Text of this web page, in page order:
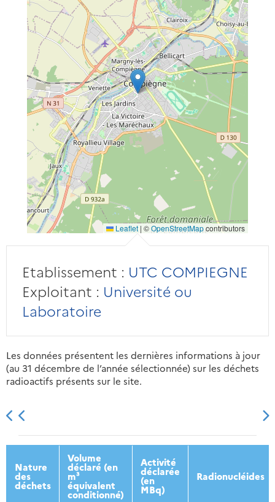
Leaflet | ©OpenStreetMapcontributors
Etablissement : UTC COMPIEGNE
Exploitant : Université ou
Laboratoire
Les données présentent les dernières informations à jour
(au 31 décembre de l’année sélectionnée) sur les déchets
radioactifs présents sur le site.
2013 2014 2015 2016
Nature
des
déchets
Volume
déclaré (en
m³
équivalent
conditionné)
Activité
déclarée
(en
MBq)
Radionucléides